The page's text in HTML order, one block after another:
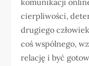
komunikacji
cierpliwości,
drugiego
coś wspólnego,
relację i być